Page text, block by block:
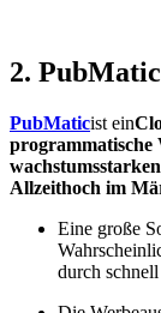
2. PubMatic
PubMaticist ein
programmatische
Allzeithoch im
Eine große
durch